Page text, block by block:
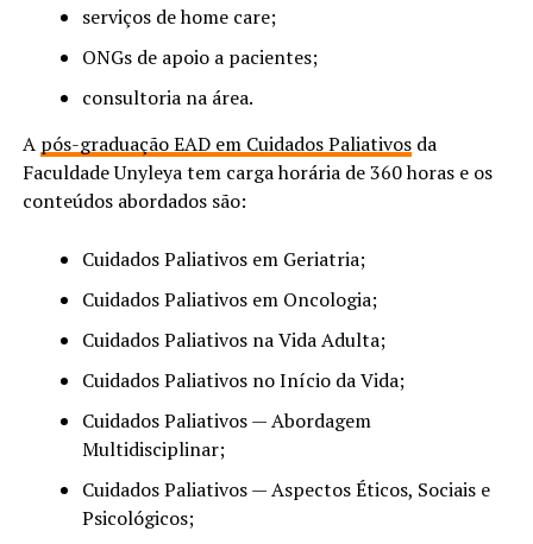
serviços de home care;
ONGs de apoio a pacientes;
consultoria na área.
A pós-graduação EAD em Cuidados Paliativosda
Faculdade Unyleya tem carga horária de 360 horas e os
conteúdos abordados são:
Cuidados Paliativos em Geriatria;
Cuidados Paliativos em Oncologia;
Cuidados Paliativos na Vida Adulta;
Cuidados Paliativos no Início da Vida;
Cuidados Paliativos — Abordagem
Multidisciplinar;
Cuidados Paliativos — Aspectos Éticos, Sociais e
Psicológicos;